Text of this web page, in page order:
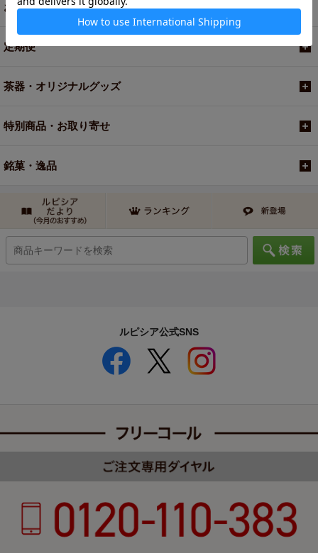
お買い得商品
定期便
茶器・オリジナルグッズ
特別商品・お取り寄せ
銘菓・逸品
ルピシア公式SNS